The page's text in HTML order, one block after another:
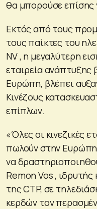
θα μπορούσε επίσης
Εκτός από τους
τους παίκτες του
NV , η μεγαλύτερη
εταιρεία ανάπτυξης
Ευρώπη, βλέπει
Κινέζους
επίπλων.
«Όλες οι κινεζικές
πωλούν στην Ευρώπη
να
Remon Vos ,
της CTP, σε
κερδών τον